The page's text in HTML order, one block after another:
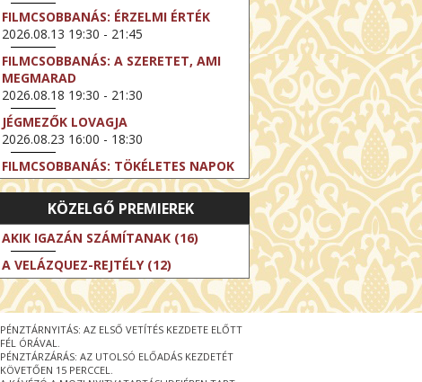
FILMCSOBBANÁS: ÉRZELMI ÉRTÉK
2026.08.13 19:30 - 21:45
FILMCSOBBANÁS: A SZERETET, AMI
MEGMARAD
2026.08.18 19:30 - 21:30
JÉGMEZŐK LOVAGJA
2026.08.23 16:00 - 18:30
FILMCSOBBANÁS: TÖKÉLETES NAPOK
2026.08.25 19:30 - 21:45
FILMCSOBBANÁS: IFJÚSÁG
2026.08.27 19:30 - 21:30
EXHIBITION ON SCREEN: VINCENT
VAN GOGH - ÚJ LÁTÁSMÓD
2026.08.30 11:00 - 12:30
NT LIVE / DAVID IRELAND: THE FIFTH
STEP
2026.09.01 19:00 - 21:00
BERLIN ELESTE
KÖZELGŐ PREMIEREK
AKIK IGAZÁN SZÁMÍTANAK (16)
A VELÁZQUEZ-REJTÉLY (12)
PÉNZTÁRNYITÁS: AZ ELSŐ VETÍTÉS KEZDETE ELŐTT
FÉL ÓRÁVAL.
PÉNZTÁRZÁRÁS: AZ UTOLSÓ ELŐADÁS KEZDETÉT
KÖVETŐEN 15 PERCCEL.